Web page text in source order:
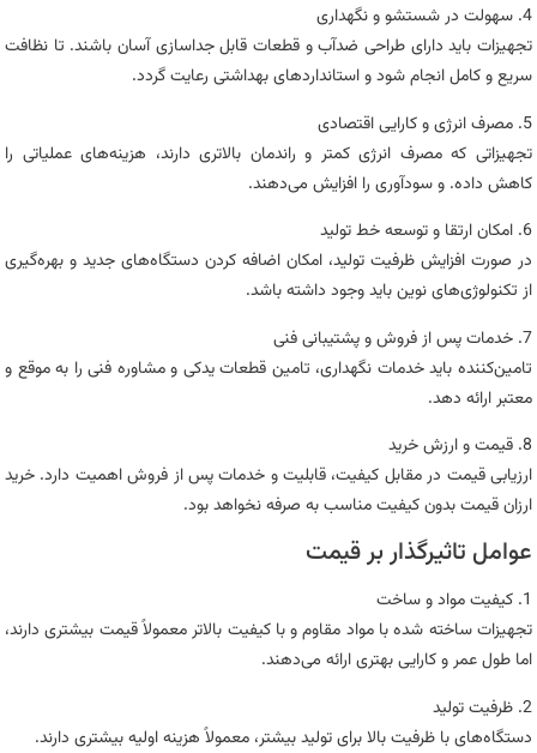
4. سهولت در شستشو و نگهداری
تجهیزات باید دارای طراحی ضدآب و قطعات قابل جداسازی آسان باشند. تا نظافت
سریع و کامل انجام شود و استانداردهای بهداشتی رعایت گردد.
5. مصرف انرژی و کارایی اقتصادی
تجهیزاتی که مصرف انرژی کمتر و راندمان بالاتری دارند، هزینه‌های عملیاتی را
کاهش داده. و سودآوری را افزایش می‌دهند.
6. امکان ارتقا و توسعه خط تولید
در صورت افزایش ظرفیت تولید، امکان اضافه کردن دستگاه‌های جدید و بهره‌گیری
از تکنولوژی‌های نوین باید وجود داشته باشد.
7. خدمات پس از فروش و پشتیبانی فنی
تامین‌کننده باید خدمات نگهداری، تامین قطعات یدکی و مشاوره فنی را به موقع و
معتبر ارائه دهد.
8. قیمت و ارزش خرید
ارزیابی قیمت در مقابل کیفیت، قابلیت و خدمات پس از فروش اهمیت دارد. خرید
ارزان قیمت بدون کیفیت مناسب به صرفه نخواهد بود.
عوامل تاثیرگذار بر قیمت
1. کیفیت مواد و ساخت
تجهیزات ساخته شده با مواد مقاوم و با کیفیت بالاتر معمولاً قیمت بیشتری دارند،
اما طول عمر و کارایی بهتری ارائه می‌دهند.
2. ظرفیت تولید
دستگاه‌های با ظرفیت بالا برای تولید بیشتر، معمولاً هزینه اولیه بیشتری دارند.